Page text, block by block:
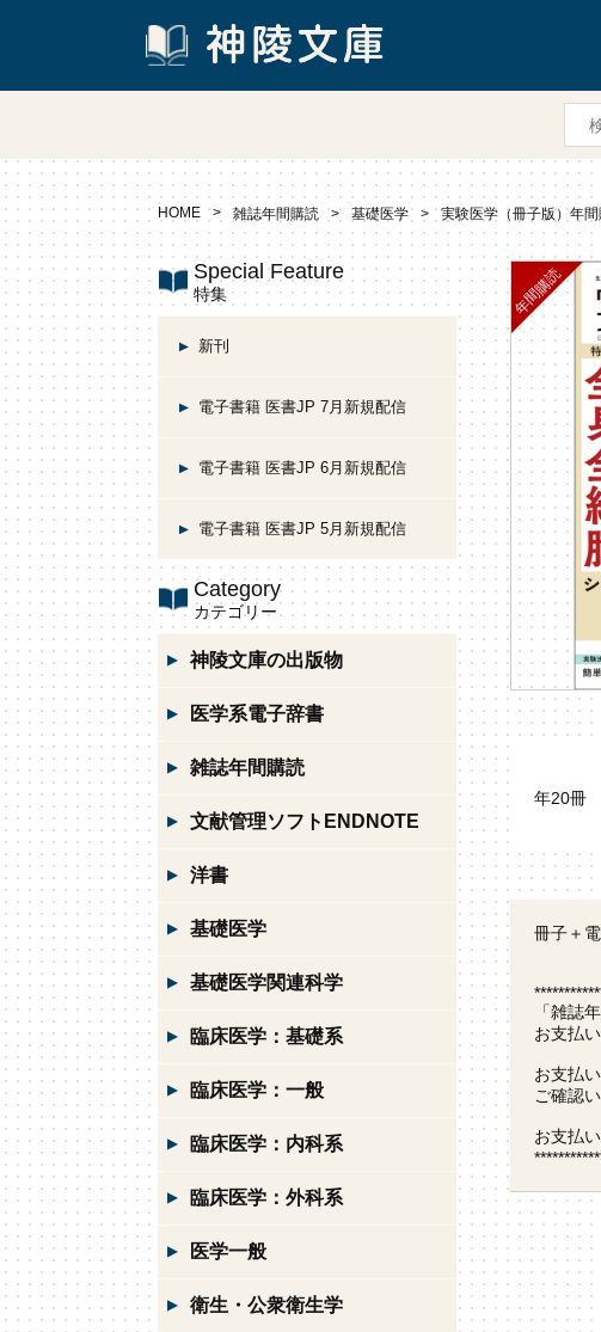
HOME 雑誌年間購読 基礎医学 実験医学（冊子版）年
年20冊
冊子＋
「雑誌
お支払
お支払
ご確認
お支払
Special Feature
特集
新刊
電子書籍 医書JP 7月新規配信
電子書籍 医書JP 6月新規配信
電子書籍 医書JP 5月新規配信
Category
カテゴリー
神陵文庫の出版物
医学系電子辞書
雑誌年間購読
文献管理ソフトENDNOTE
洋書
基礎医学
基礎医学関連科学
臨床医学：基礎系
臨床医学：一般
臨床医学：内科系
臨床医学：外科系
医学一般
衛生・公衆衛生学